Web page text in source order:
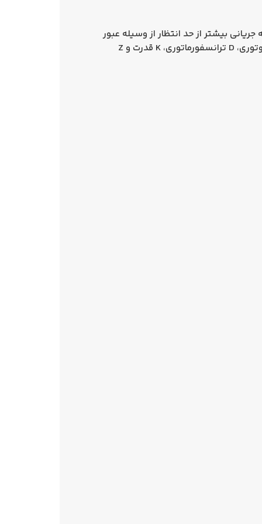
بیشتر از حد انتظار از وسیله عبور
می کند مدار قطع شود تا سایر تجهیزات آسیبی نبینند. کلید مینیاتوری از نظر کاربرد به تیپ های B روشنایی، C موتوری، D ترانسفورماتوری، K قدرت و Z